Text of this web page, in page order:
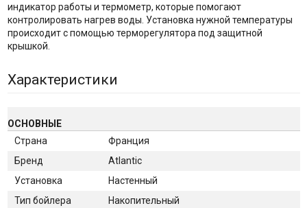
индикатор работы и термометр, которые помогают
контролировать нагрев воды. Установка нужной температуры
происходит с помощью терморегулятора под защитной
крышкой.
Характеристики
ОСНОВНЫЕ
Страна
Франция
Бренд
Atlantic
Установка
Настенный
Тип бойлера
Накопительный